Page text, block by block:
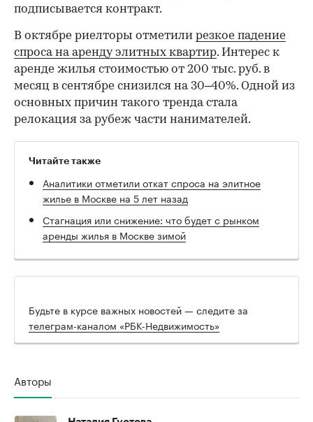
подписывается контракт.
В октябре риелторы отметили резкое падение
спроса на аренду элитных квартир. Интерес к
аренде жилья стоимостью от 200 тыс. руб. в
месяц в сентябре снизился на 30–40%. Одной из
основных причин такого тренда стала
релокация за рубеж части нанимателей.
Читайте также
Аналитики отметили откат спроса на элитное
жилье в Москве на 5 лет назад
Стагнация или снижение: что будет с рынком
аренды жилья в Москве зимой
Будьте в курсе важных новостей — следите за
телеграм-каналом «РБК-Недвижимость»
Авторы